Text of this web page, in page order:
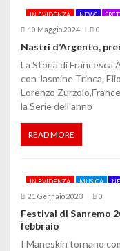
o
n
e
a
r
c
o
l
IN EVIDENZA NEWS
10 Maggio 2024 0
Nastri d’Argento,
La Storia di Francesca
con Jasmine Trinca,
Lorenzo
la Serie dell'anno
READ MORE
IN EVIDENZA MUSICA
21 Gennaio 2023 0
Festival di Sanremo
febbraio
I Maneskin tornano